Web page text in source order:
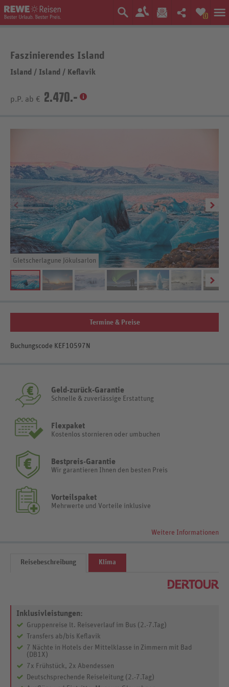
0
Faszinierendes Island
Island / Island / Keflavik
p.P. ab € 2.470.-
Gletscherlagune Jökulsarlon
Termine & Preise
Buchungscode KEF10597N
Geld-zurück-Garantie
Schnelle & zuverlässige Erstattung
Flexpaket
Kostenlos stornieren oder umbuchen
Bestpreis-Garantie
Wir garantieren Ihnen den besten Preis
Vorteilspaket
Mehrwerte und Vorteile inklusive
Weitere Informationen
Reisebeschreibung Klima
Inklusivleistungen:
Gruppenreise lt. Reiseverlauf im Bus (2.-7.Tag)
Transfers ab/bis Keflavik
7 Nächte in Hotels der Mittelklasse in Zimmern mit Bad
(DB1X)
7x Frühstück, 2x Abendessen
Deutschsprechende Reiseleitung (2.-7.Tag)